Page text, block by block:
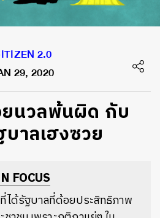
2.0
29, 2020
นวลพ้นผิด กับ
าลเฮงซวย
FOCUS
ที่ได้รัฐบาลที่ด้อยประสิทธิภาพ